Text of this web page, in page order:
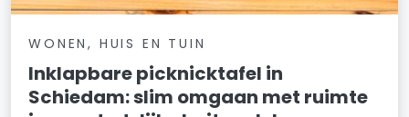
WONEN, HUIS EN TUIN
Inklapbare picknicktafel in
Schiedam: slim omgaan met ruimte